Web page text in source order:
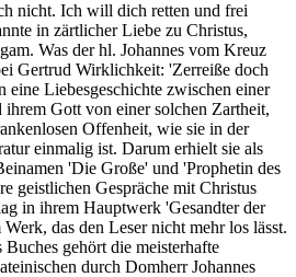
nicht. Ich will dich retten und frei
in zärtlicher Liebe zu Christus,
Was der hl. Johannes vom Kreuz
Gertrud Wirklichkeit: 'Zerreiße doch
eine Liebesgeschichte zwischen einer
ihrem Gott von einer solchen Zartheit,
Offenheit, wie sie in der
einmalig ist. Darum erhielt sie als
'Die Große' und 'Prophetin des
geistlichen Gespräche mit Christus
in ihrem Hauptwerk 'Gesandter der
das den Leser nicht mehr los lässt.
Buches gehört die meisterhafte
durch Domherr Johannes